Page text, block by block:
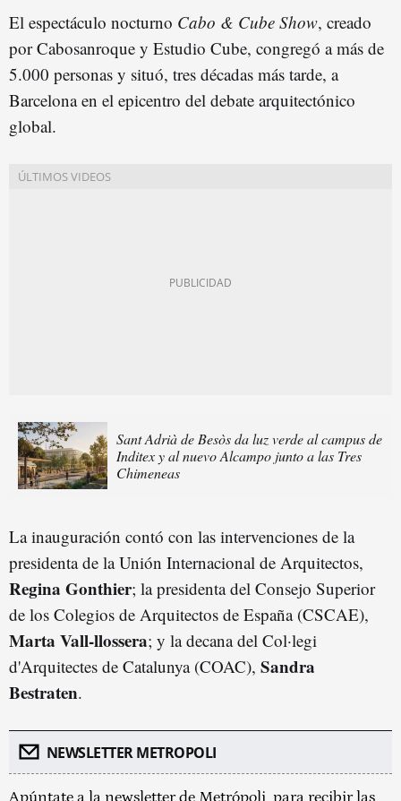
El espectáculo nocturno Cabo & Cube Show, creado
por Cabosanroque y Estudio Cube, congregó a más de
5.000 personas y situó, tres décadas más tarde, a
Barcelona en el epicentro del debate arquitectónico
global.
Sant Adrià de Besòs da luz verde al campus de
Inditex y al nuevo Alcampo junto a las Tres
Chimeneas
La inauguración contó con las intervenciones de la
presidenta de la Unión Internacional de Arquitectos,
Regina Gonthier; la presidenta del Consejo Superior
de los Colegios de Arquitectos de España (CSCAE),
Marta Vall-llossera; y la decana del Col·legi
d'Arquitectes de Catalunya (COAC), Sandra
Bestraten.
NEWSLETTER METROPOLI
Apúntate a la newsletter de Metrópoli, para recibir las